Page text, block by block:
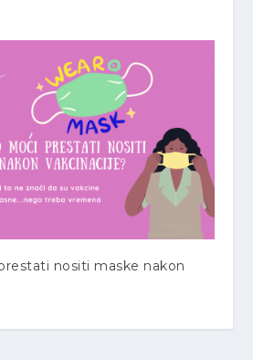
nositi maske nakon